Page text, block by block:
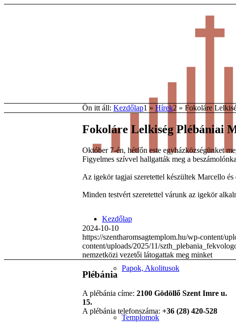
Kezdőlap
Papok, Akolitusok
Templomok
Ön itt áll: Kezdőlap1 » Hírek2 » Fokoláre
Fokoláre Lelkiség Plébániai
Október 7-én, hétfőn este egyházközségünket
Figyelmes szívvel hallgatták meg a
Az igekör tagjai szeretettel készültek Marcello
Minden testvért szeretettel várunk az igekör
2024-10-10
https://szentharomsagtemplom.hu/wp-content/
content/uploads/2025/11/
nemzetközi vezetői látogattak meg minket
Plébánia
A plébánia címe: 2100 Gödöllő Szent Imre u.
15.
A plébánia telefonszáma: +36 (28) 420-528